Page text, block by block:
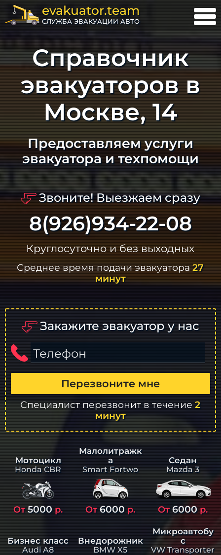
evakuator.team
СЛУЖБА ЭВАКУАЦИИ АВТО
Справочник
эвакуаторов в
Москве, 14
Предоставляем услуги
эвакуатора и техпомощи
Звоните! Выезжаем сразу
8(926)934-22-08
Круглосуточно и без выходных
Среднее время подачи эвакуатора27
минут
Закажите эвакуатор у нас
Телефон
Перезвоните мне
Специалист перезвонит в течение2
минут
Мотоцикл
Honda CBR
От5000 р.
Малолитражк
а
Smart Fortwo
От6000 р.
Седан
Mazda 3
От6000р.
Бизнес класс
Audi A8
Внедорожник
BMW X5
Микроавтобу
с
VW Transporter